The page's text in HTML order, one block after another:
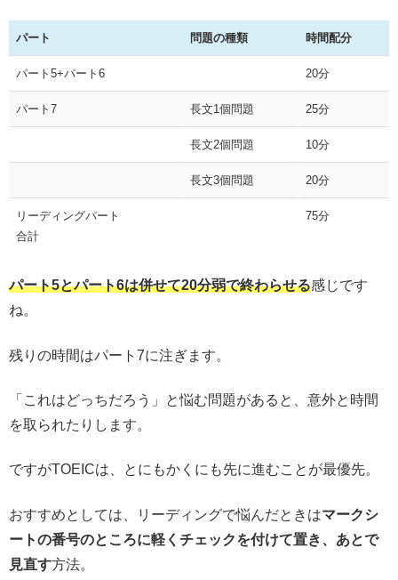
パート 問題の種類 時間配分
パート5+パート6 20分
パート7 長文1個問題 25分
長文2個問題 10分
長文3個問題 20分
リーディングパート
合計
75分
パート5とパート6は併せて20分弱で終わらせる感じです
ね。
残りの時間はパート7に注ぎます。
「これはどっちだろう」と悩む問題があると、意外と時間
を取られたりします。
ですがTOEICは、とにもかくにも先に進むことが最優先。
おすすめとしては、リーディングで悩んだときはマークシ
ートの番号のところに軽くチェックを付けて置き、あとで
見直す方法。